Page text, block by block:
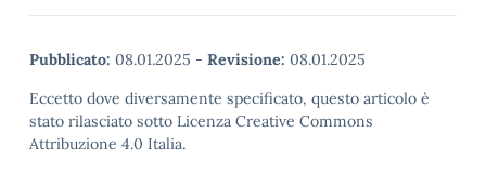
Pubblicato: 08.01.2025 - Revisione: 08.01.2025
Eccetto dove diversamente specificato, questo articolo è
stato rilasciato sotto Licenza Creative Commons
Attribuzione 4.0 Italia.